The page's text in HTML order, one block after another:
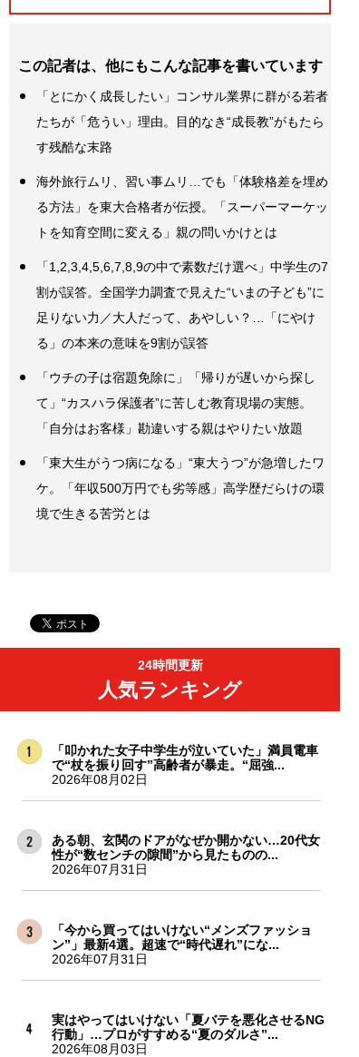
この記者は、他にもこんな記事を書いています
「とにかく成長したい」コンサル業界に群がる若者
たちが「危うい」理由。目的なき“成長教”がもたら
す残酷な末路
海外旅行ムリ、習い事ムリ…でも「体験格差を埋め
る方法」を東大合格者が伝授。「スーパーマーケッ
トを知育空間に変える」親の問いかけとは
「1,2,3,4,5,6,7,8,9の中で素数だけ選べ」中学生の7
割が誤答。全国学力調査で見えた“いまの子ども”に
足りない力／大人だって、あやしい？…「にやけ
る」の本来の意味を9割が誤答
「ウチの子は宿題免除に」「帰りが遅いから探し
て」“カスハラ保護者”に苦しむ教育現場の実態。
「自分はお客様」勘違いする親はやりたい放題
「東大生がうつ病になる」“東大うつ”が急増したワ
ケ。「年収500万円でも劣等感」高学歴だらけの環
境で生きる苦労とは
24時間更新
人気ランキング
「叩かれた女子中学生が泣いていた」満員電車
で“杖を振り回す”高齢者が暴走。“屈強...
2026年08月02日
ある朝、玄関のドアがなぜか開かない…20代女
性が“数センチの隙間”から見たものの...
2026年07月31日
「今から買ってはいけない“メンズファッショ
ン”」最新4選。超速で“時代遅れ”にな...
2026年07月31日
実はやってはいけない「夏バテを悪化させるNG
行動」…プロがすすめる“夏のダルさ”...
2026年08月03日